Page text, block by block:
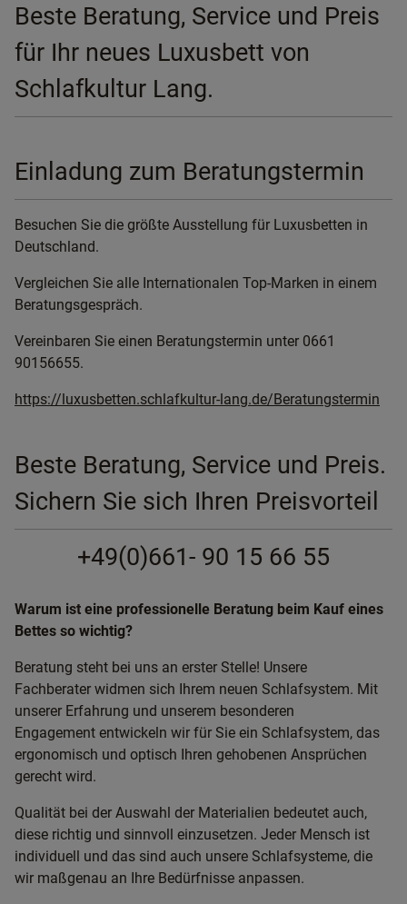
Beste Beratung, Service und Preis
für Ihr neues Luxusbett von
Schlafkultur Lang.
Einladung zum Beratungstermin
Besuchen Sie die größte Ausstellung für Luxusbetten in
Deutschland.
Vergleichen Sie alle Internationalen Top-Marken in einem
Beratungsgespräch.
Vereinbaren Sie einen Beratungstermin unter 0661
90156655.
https://luxusbetten.schlafkultur-lang.de/Beratungstermin
Beste Beratung, Service und Preis.
Sichern Sie sich Ihren Preisvorteil
+49(0)661- 90 15 66 55
Warum ist eine professionelle Beratung beim Kauf eines
Bettes so wichtig?
Beratung steht bei uns an erster Stelle! Unsere
Fachberater widmen sich Ihrem neuen Schlafsystem. Mit
unserer Erfahrung und unserem besonderen
Engagement entwickeln wir für Sie ein Schlafsystem, das
ergonomisch und optisch Ihren gehobenen Ansprüchen
gerecht wird.
Qualität bei der Auswahl der Materialien bedeutet auch,
diese richtig und sinnvoll einzusetzen. Jeder Mensch ist
individuell und das sind auch unsere Schlafsysteme, die
wir maßgenau an Ihre Bedürfnisse anpassen.